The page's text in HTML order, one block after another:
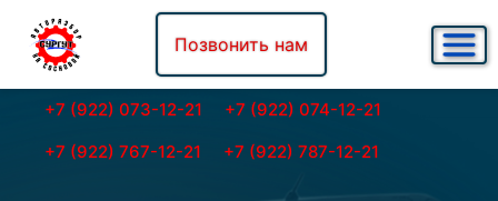
Позвонить нам
+7 (922) 073-12-21
+7 (922) 074-12-21
+7 (922) 767-12-21
+7 (922) 787-12-21